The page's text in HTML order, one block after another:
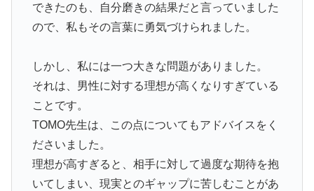
できたのも、自分磨きの結果だと言っていました
ので、私もその言葉に勇気づけられました。
しかし、私には一つ大きな問題がありました。
それは、男性に対する理想が高くなりすぎている
ことです。
TOMO先生は、この点についてもアドバイスをく
ださいました。
理想が高すぎると、相手に対して過度な期待を抱
いてしまい、現実とのギャップに苦しむことがあ